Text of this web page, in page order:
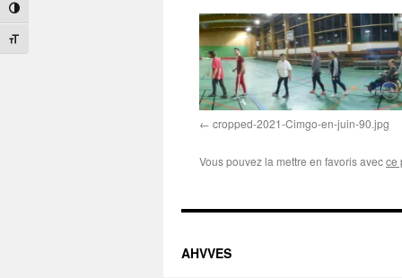
Passer en contraste élevé
Changer la taille de la police
cropped-2021-Cimgo-en-juin-90.jpg
Vous pouvez la mettre en favoris avecce
AHVVES